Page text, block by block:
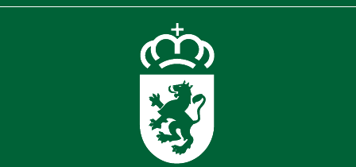
de